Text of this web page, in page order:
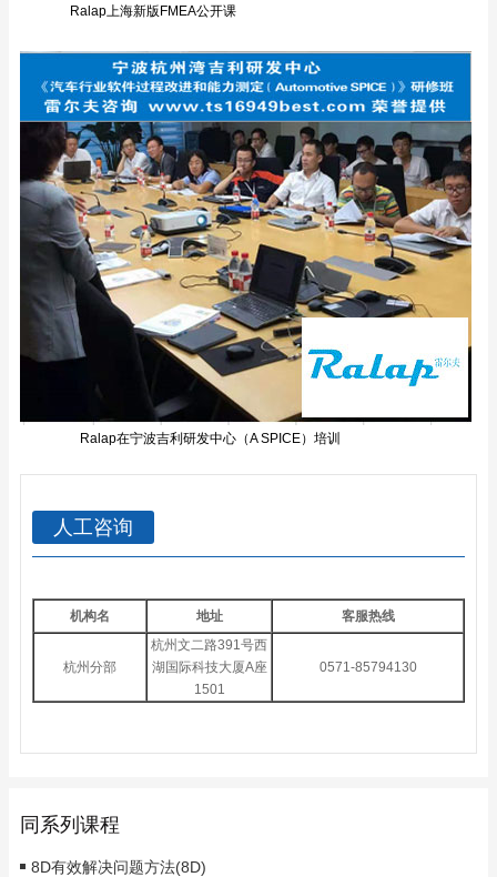
Ralap上海新版FMEA公开课
Ralap在宁波吉利研发中心（A SPICE）培训
人工咨询
机构名 地址 客服热线
杭州分部
杭州文二路391号西
湖国际科技大厦A座
1501
0571-85794130
同系列课程
8D有效解决问题方法(8D)